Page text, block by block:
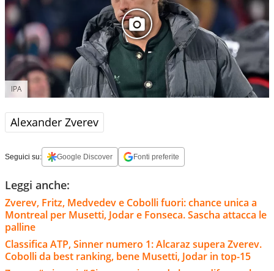
IPA
Alexander Zverev
Seguici su: Google Discover Fonti preferite
Leggi anche:
Zverev, Fritz, Medvedev e Cobolli fuori: chance unica a
Montreal per Musetti, Jodar e Fonseca. Sascha attacca le
palline
Classifica ATP, Sinner numero 1: Alcaraz supera Zverev.
Cobolli da best ranking, bene Musetti, Jodar in top-15